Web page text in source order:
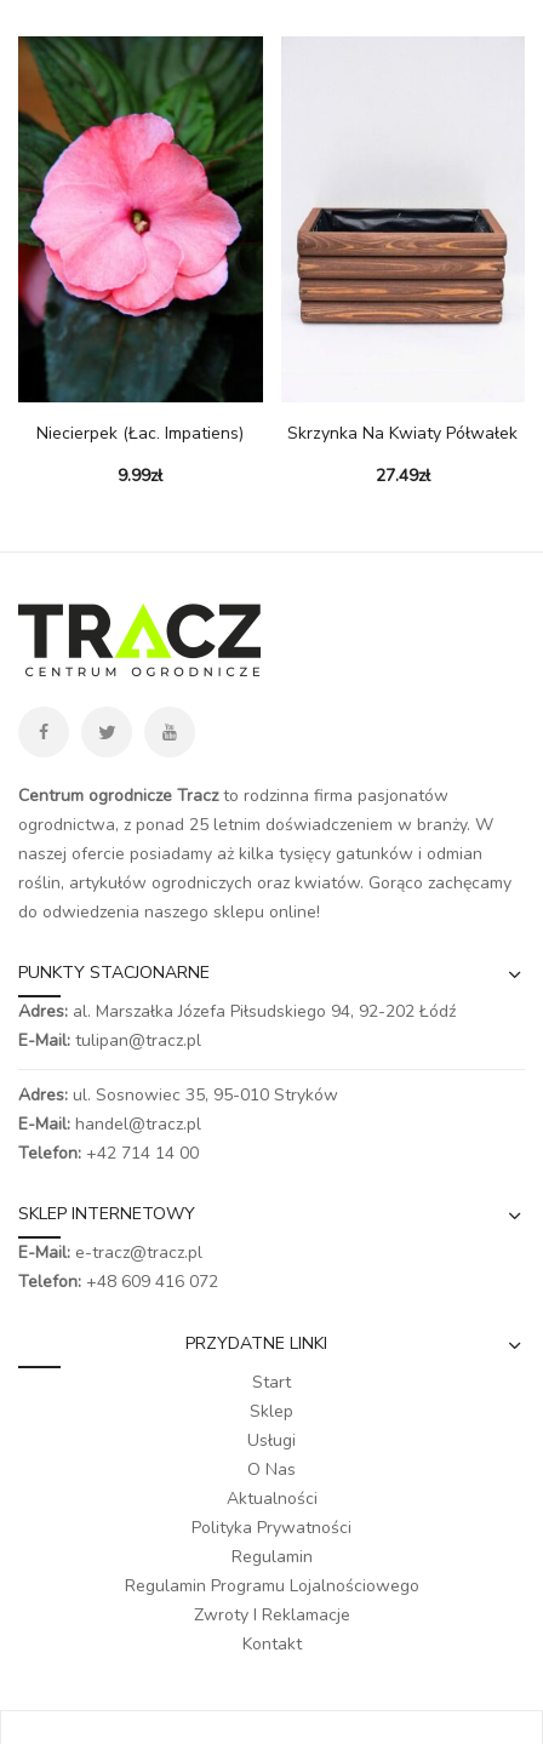
Niecierpek (łac. Impatiens)
9.99zł
Skrzynka Na Kwiaty Półwałek
27.49zł
Centrum ogrodnicze Traczto rodzinna firma pasjonatów
ogrodnictwa, z ponad 25 letnim doświadczeniem w branży. W
naszej ofercie posiadamy aż kilka tysięcy gatunków i odmian
roślin, artykułów ogrodniczych oraz kwiatów. Gorąco zachęcamy
do odwiedzenia naszego sklepu online!
PUNKTY STACJONARNE
Adres: al. Marszałka Józefa Piłsudskiego 94, 92-202 Łódź
E-Mail: tulipan@tracz.pl
Adres: ul. Sosnowiec 35, 95-010 Stryków
E-Mail: handel@tracz.pl
Telefon: +42 714 14 00
SKLEP INTERNETOWY
E-Mail: e-tracz@tracz.pl
Telefon: +48 609 416 072
PRZYDATNE LINKI
Start
Sklep
Usługi
O Nas
Aktualności
Polityka Prywatności
Regulamin
Regulamin Programu Lojalnościowego
Zwroty I Reklamacje
Kontakt